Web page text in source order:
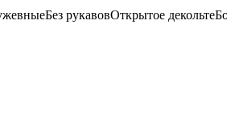
Без рукавовОткрытое декольте